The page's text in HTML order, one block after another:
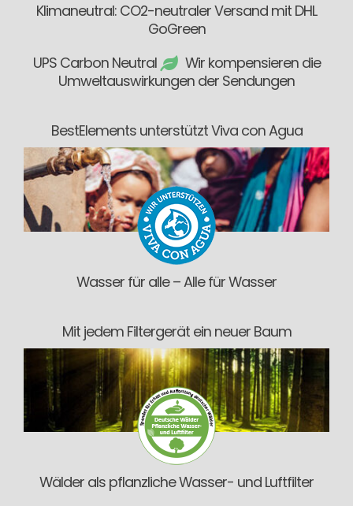
Klimaneutral: CO2-neutraler Versand mit DHL
GoGreen
UPS Carbon Neutral
Wir kompensieren die
Umweltauswirkungen der Sendungen
BestElements unterstützt Viva con Agua
Wasser für alle – Alle für Wasser
Mit jedem Filtergerät ein neuer Baum
Wälder als pflanzliche Wasser- und Luftfilter